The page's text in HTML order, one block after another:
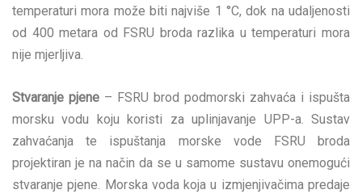
temperaturi mora može biti najviše 1 °C, dok na udaljenosti
od 400 metara od FSRU broda razlika u temperaturi mora
nije mjerljiva.
Stvaranje pjene – FSRU brod podmorski zahvaća i ispušta
morsku vodu koju koristi za uplinjavanje UPP-a. Sustav
zahvaćanja te ispuštanja morske vode FSRU broda
projektiran je na način da se u samome sustavu onemogući
stvaranje pjene. Morska voda koja u izmjenjivačima predaje